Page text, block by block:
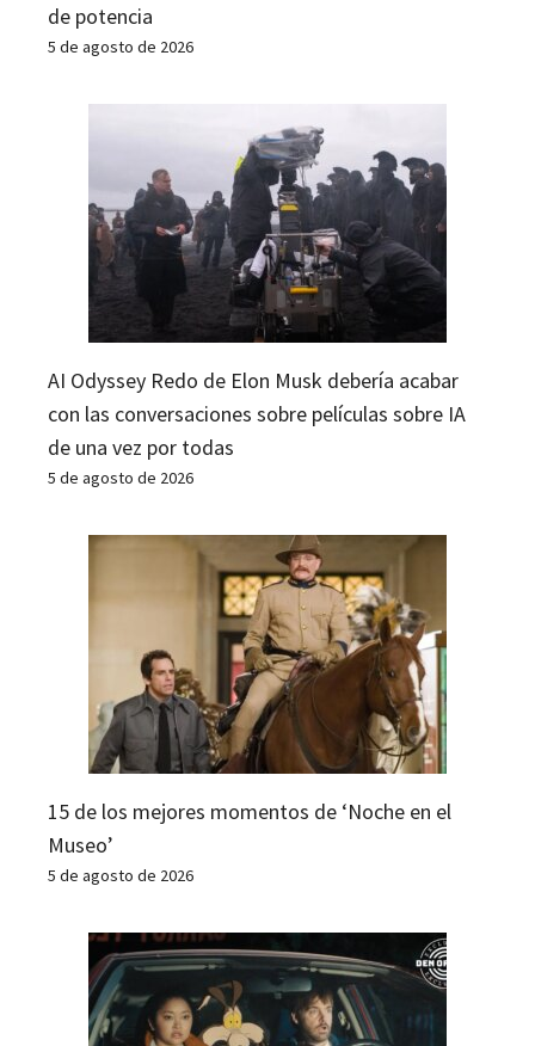
de potencia
5 de agosto de 2026
AI Odyssey Redo de Elon Musk debería acabar
con las conversaciones sobre películas sobre IA
de una vez por todas
5 de agosto de 2026
15 de los mejores momentos de ‘Noche en el
Museo’
5 de agosto de 2026